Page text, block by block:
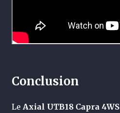
Conclusion
Le Axial UTB18 Capra 4WS